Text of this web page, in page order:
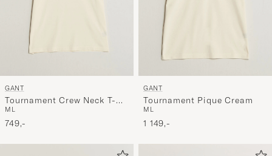
GANT
Tournament Crew Neck T-
Shirt Cream
M L
749,-
GANT
Tournament Pique Cream
M L
1 149,-